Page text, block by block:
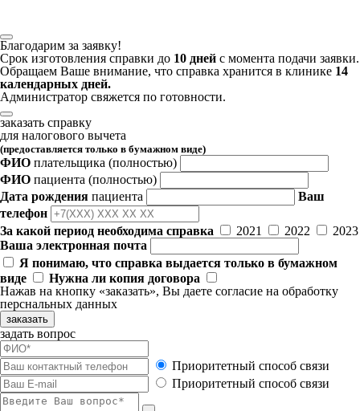
Благодарим за заявку!
Срок изготовления справки до 10 дней с момента подачи заявки.
Обращаем Ваше внимание, что справка хранится в клинике 14
календарных дней.
Администратор свяжется по готовности.
заказать справку
для налогового вычета
(предоставляется только в бумажном виде)
ФИО плательщика (полностью)
ФИО пациента (полностью)
Дата рождения пациента
Ваш
телефон
За какой период необходима справка
2021 2022
2023
Ваша электронная почта
Я понимаю, что справка выдается только в бумажном
виде
Нужна ли копия договора
Нажав на кнопку «заказать», Вы даете согласие на обработку
перснальных данных
заказать
задать вопрос
Приоритетный способ связи
Приоритетный способ связи